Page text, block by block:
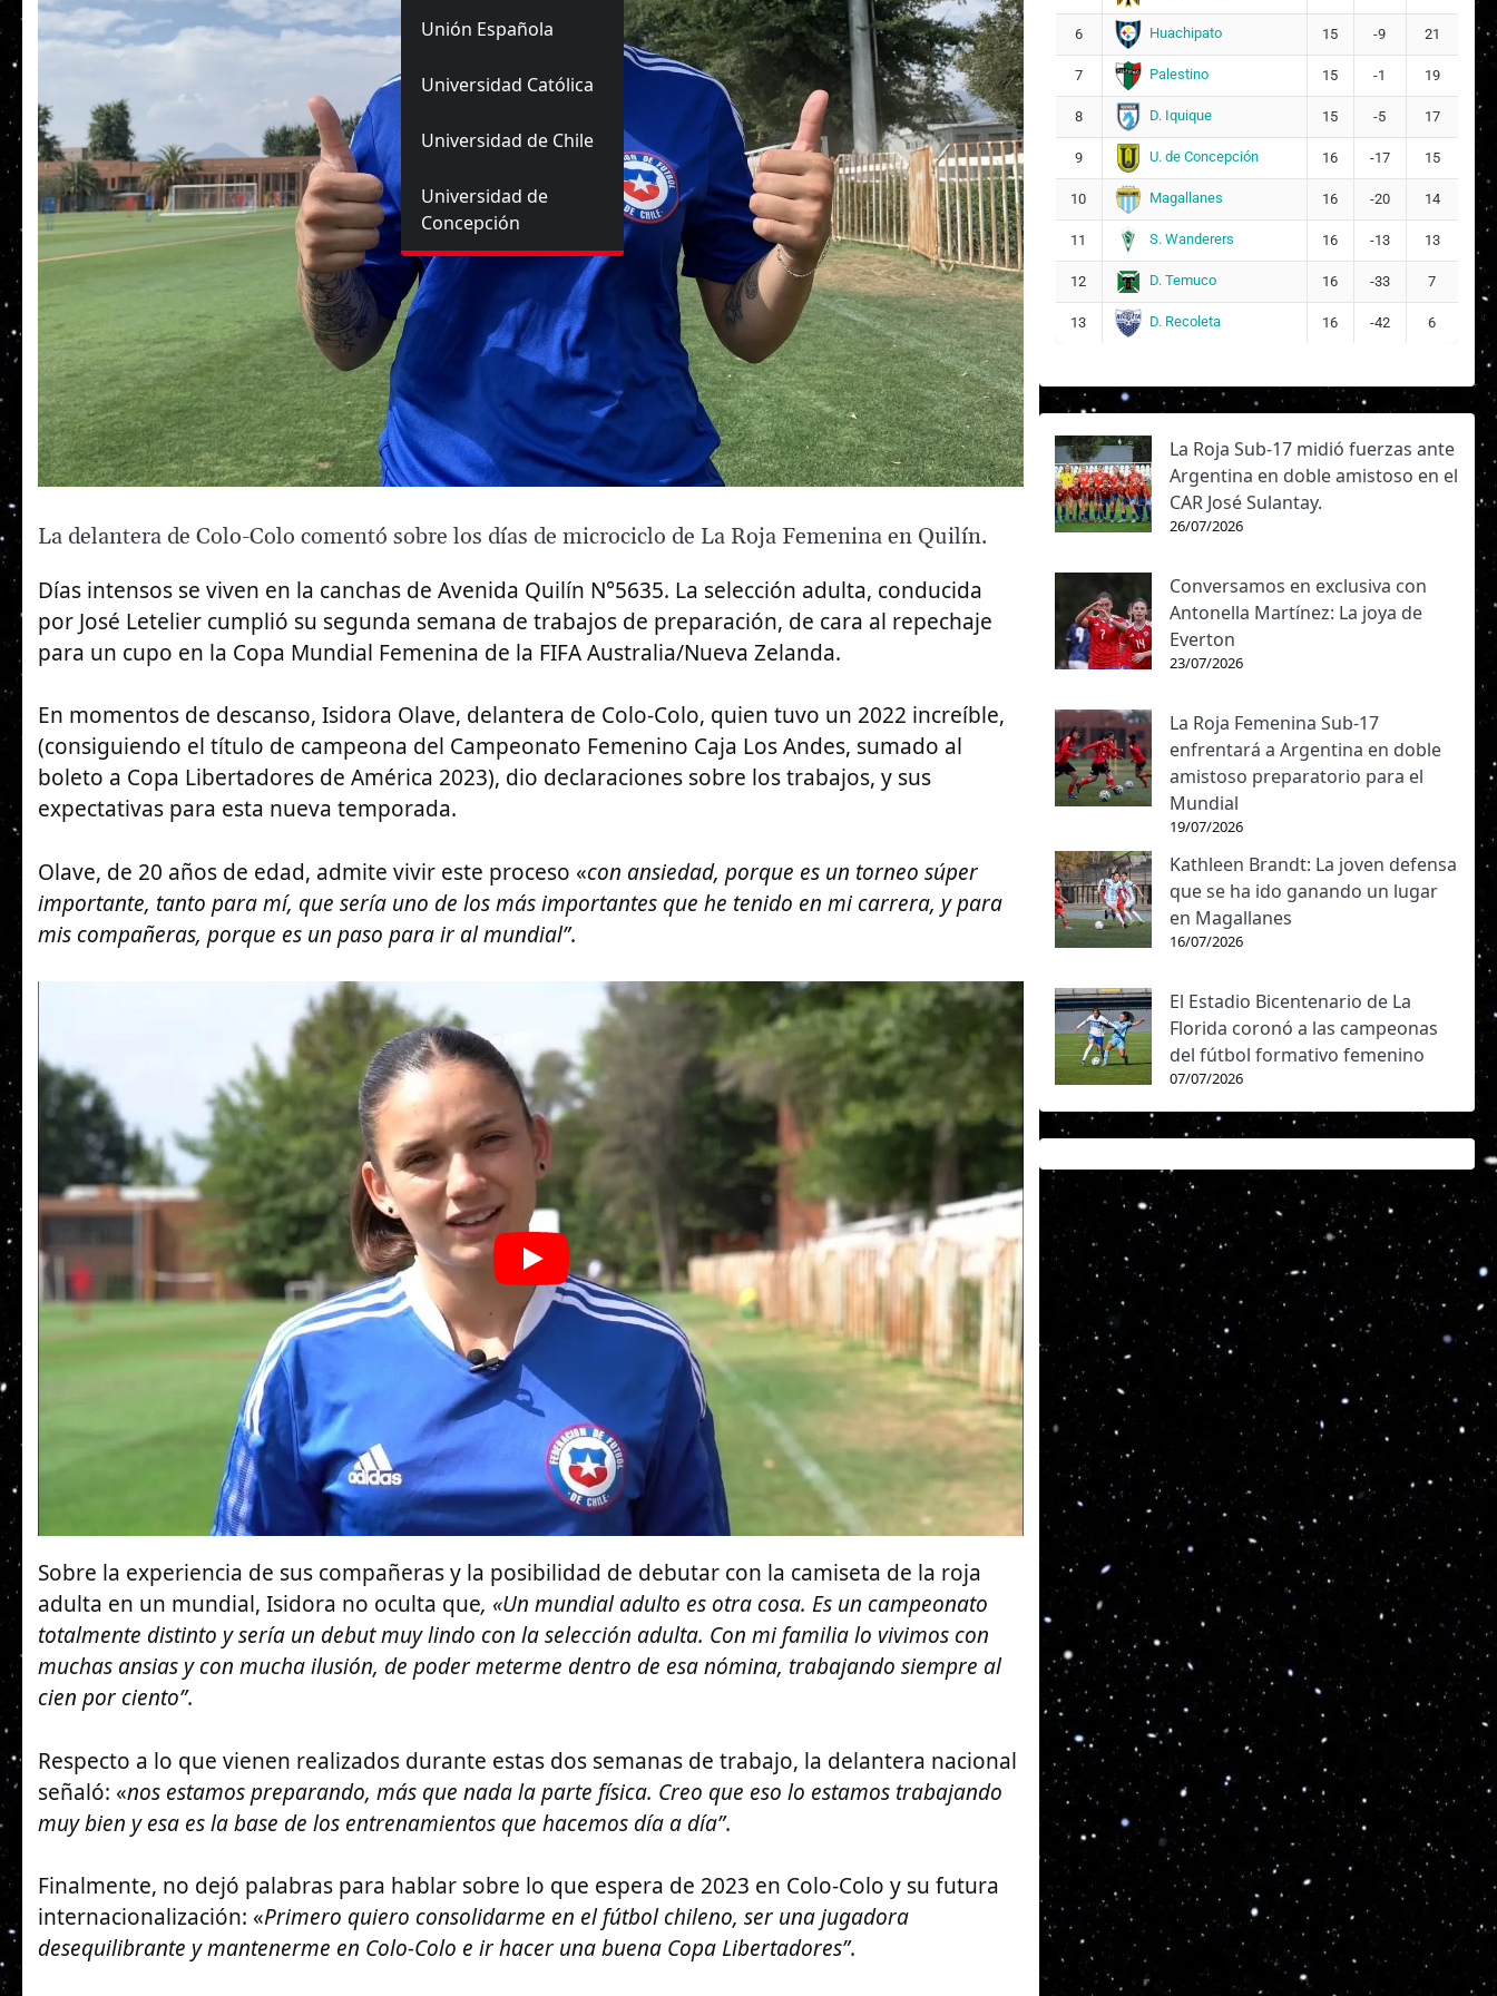
Unión Española
Universidad Católica
Universidad de Chile
Universidad de
Concepción
La delantera de Colo-Colo comentó sobre los días de microciclo de La Roja Femenina en Quilín.
Días intensos se viven en la canchas de Avenida Quilín N°5635. La selección adulta, conducida
por José Letelier cumplió su segunda semana de trabajos de preparación, de cara al repechaje
para un cupo en la Copa Mundial Femenina de la FIFA Australia/Nueva Zelanda.
En momentos de descanso, Isidora Olave, delantera de Colo-Colo, quien tuvo un 2022 increíble,
(consiguiendo el título de campeona del Campeonato Femenino Caja Los Andes, sumado al
boleto a Copa Libertadores de América 2023), dio declaraciones sobre los trabajos, y sus
expectativas para esta nueva temporada.
Olave, de 20 años de edad, admite vivir este proceso «con ansiedad, porque es un torneo súper
importante, tanto para mí, que sería uno de los más importantes que he tenido en mi carrera, y para
mis compañeras, porque es un paso para ir al mundial”.
Sobre la experiencia de sus compañeras y la posibilidad de debutar con la camiseta de la roja
adulta en un mundial, Isidora no oculta que, «Un mundial adulto es otra cosa. Es un campeonato
totalmente distinto y sería un debut muy lindo con la selección adulta. Con mi familia lo vivimos con
muchas ansias y con mucha ilusión, de poder meterme dentro de esa nómina, trabajando siempre al
cien por ciento”.
Respecto a lo que vienen realizados durante estas dos semanas de trabajo, la delantera nacional
señaló: «nos estamos preparando, más que nada la parte física. Creo que eso lo estamos trabajando
muy bien y esa es la base de los entrenamientos que hacemos día a día”.
Finalmente, no dejó palabras para hablar sobre lo que espera de 2023 en Colo-Colo y su futura
internacionalización: «Primero quiero consolidarme en el fútbol chileno, ser una jugadora
desequilibrante y mantenerme en Colo-Colo e ir hacer una buena Copa Libertadores”.
6 Huachipato 15 -9 21
7 Palestino 15 -1 19
8 D. Iquique 15 -5 17
9 U. de Concepción 16 -17 15
10 Magallanes 16 -20 14
11 S. Wanderers 16 -13 13
12 D. Temuco 16 -33 7
13 D. Recoleta 16 -42 6
La Roja Sub-17 midió fuerzas ante
Argentina en doble amistoso en el
CAR José Sulantay.
26/07/2026
Conversamos en exclusiva con
Antonella Martínez: La joya de
Everton
23/07/2026
La Roja Femenina Sub-17
enfrentará a Argentina en doble
amistoso preparatorio para el
Mundial
19/07/2026
Kathleen Brandt: La joven defensa
que se ha ido ganando un lugar
en Magallanes
16/07/2026
El Estadio Bicentenario de La
Florida coronó a las campeonas
del fútbol formativo femenino
07/07/2026